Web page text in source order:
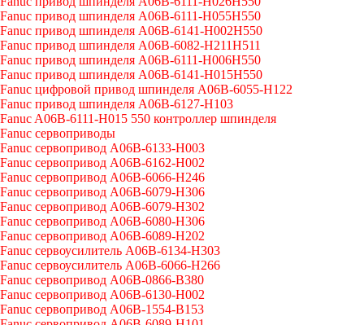
Fanuc привод шпинделя A06B-6111-H055H550
Fanuc привод шпинделя A06B-6141-H002H550
Fanuc привод шпинделя A06B-6082-H211H511
Fanuc привод шпинделя A06B-6111-H006H550
Fanuc привод шпинделя A06B-6141-H015H550
Fanuc цифровой привод шпинделя A06B-6055-H122
Fanuc привод шпинделя A06B-6127-H103
Fanuc A06B-6111-H015 550 контроллер шпинделя
Fanuc сервоприводы
Fanuc сервопривод A06B-6133-H003
Fanuc сервопривод A06B-6162-H002
Fanuc сервопривод A06B-6066-H246
Fanuc сервопривод A06B-6079-H306
Fanuc сервопривод A06B-6079-H302
Fanuc сервопривод A06B-6080-H306
Fanuc сервопривод A06B-6089-H202
Fanuc сервоусилитель A06B-6134-H303
Fanuc сервоусилитель A06B-6066-H266
Fanuc сервопривод A06B-0866-B380
Fanuc сервопривод A06B-6130-H002
Fanuc сервопривод A06B-1554-B153